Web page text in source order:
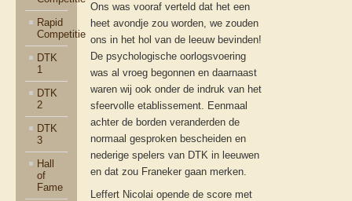
Rapid
Competitie
DTK
1
DTK
2
DTK
3
Hall
of
Fame
Ons was vooraf verteld dat het een
heet avondje zou worden, we zouden
ons in het hol van de leeuw bevinden!
De psychologische oorlogsvoering
was al vroeg begonnen en daarnaast
waren wij ook onder de indruk van het
sfeervolle etablissement. Eenmaal
achter de borden veranderden de
normaal gesproken bescheiden en
nederige spelers van DTK in leeuwen
en dat zou Franeker gaan merken.
Leffert Nicolai opende de score met